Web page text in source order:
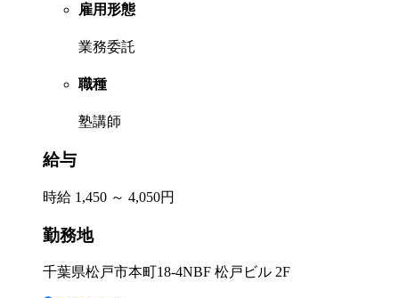
雇用形態
業務委託
職種
塾講師
給与
時給 1,450 ～ 4,050円
勤務地
千葉県松戸市本町18-4NBF 松戸ビル 2F